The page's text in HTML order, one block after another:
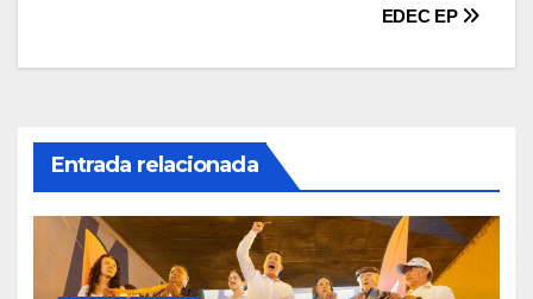
EDEC EP
Entrada relacionada